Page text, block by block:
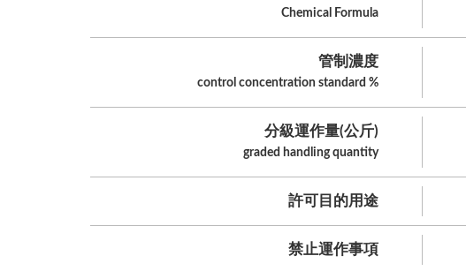
Chemical Formula
管制濃度
control concentration standard %
分級運作量(公斤)
graded handling quantity
許可目的用途
禁止運作事項